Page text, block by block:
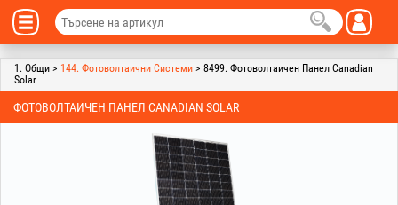
1. Общи > 144. Фотоволтаични Системи > 8499. Фотоволтаичен Панел Canadian
Solar
ФОТОВОЛТАИЧЕН ПАНЕЛ CANADIAN SOLAR